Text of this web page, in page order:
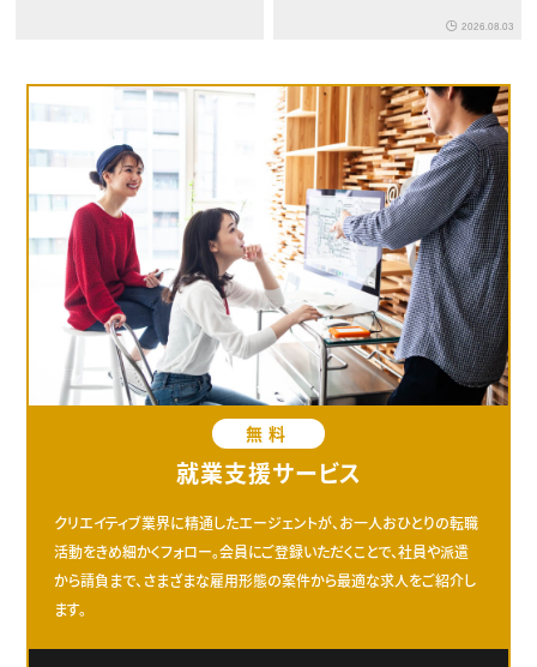
2026.08.03
無料
就業支援サービス
クリエイティブ業界に精通したエージェントが、お一人おひとりの転職
活動をきめ細かくフォロー。会員にご登録いただくことで、社員や派遣
から請負まで、さまざまな雇用形態の案件から最適な求人をご紹介し
ます。